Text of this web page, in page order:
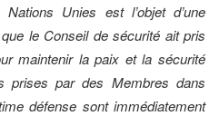
Unies est l’objet d’une
le Conseil de sécurité ait pris
maintenir la paix et la sécurité
prises par des Membres dans
défense sont immédiatement